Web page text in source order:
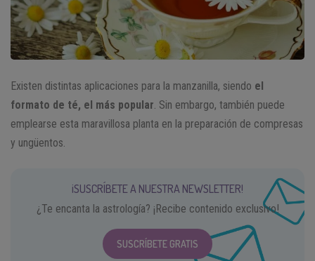
Existen distintas aplicaciones para la manzanilla, siendo el
formato de té, el más popular. Sin embargo, también puede
emplearse esta maravillosa planta en la preparación de compresas
y ungüentos.
¡SUSCRÍBETE A NUESTRA NEWSLETTER!
¿Te encanta la astrología? ¡Recibe contenido exclusivo!
SUSCRÍBETE GRATIS